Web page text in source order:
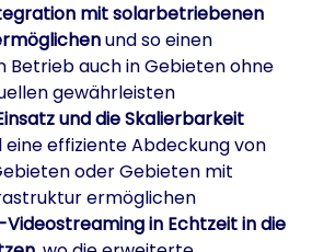
mit solarbetriebenen
und so einen
Betrieb auch in Gebieten ohne
gewährleisten
und die Skalierbarkeit
eine effiziente Abdeckung von
oder Gebieten mit
ermöglichen
in Echtzeit in die